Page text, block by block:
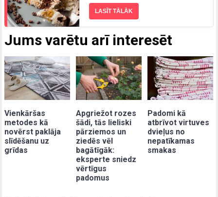
Jums varētu arī interesēt
Vienkāršas
metodes kā
novērst paklāja
slīdēšanu uz
grīdas
Apgriežot rozes
šādi, tās lieliski
pārziemos un
ziedēs vēl
bagātīgāk:
eksperte sniedz
vērtīgus
padomus
Padomi kā
atbrīvot virtuves
dvieļus no
nepatīkamas
smakas
LASĪT TĀLĀK